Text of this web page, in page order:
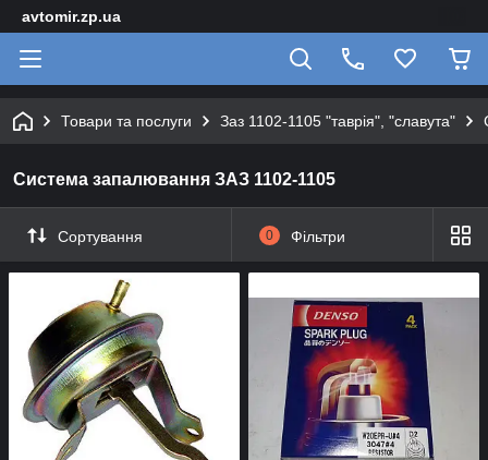
avtomir.zp.ua
Товари та послуги Заз 1102-1105 "таврія", "славута"
Система запалювання ЗАЗ 1102-1105
Сортування 0 Фільтри